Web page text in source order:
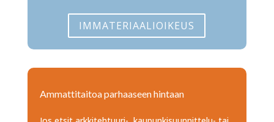
IMMATERIAALIOIKEUS
Ammattitaitoa parhaaseen hintaan